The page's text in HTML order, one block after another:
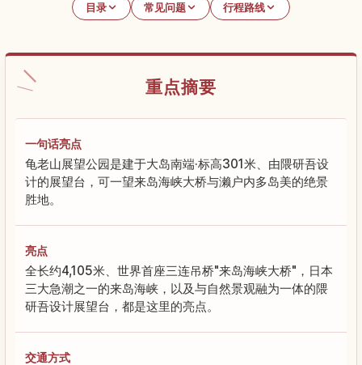
目录 常见问题 行程路线
重点摘要
一句话亮点
龟老山展望公园是建于大岛南端·标高301米、由隈研吾设
计的展望台，可一望来岛海峡大桥与濑户内多岛美的绝景
胜地。
亮点
全长约4,105米、世界首座三连吊桥"来岛海峡大桥"，日本
三大急潮之一的来岛海峡，以及与自然景观融为一体的隈
研吾设计展望台，都是这里的亮点。
交通方式